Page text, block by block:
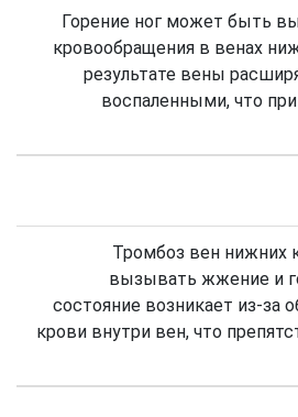
Горение ног может быть
кровообращения в венах
результате вены
воспаленными, что
Тромбоз вен нижних
вызывать жжение и
состояние возникает из-за
крови внутри вен, что